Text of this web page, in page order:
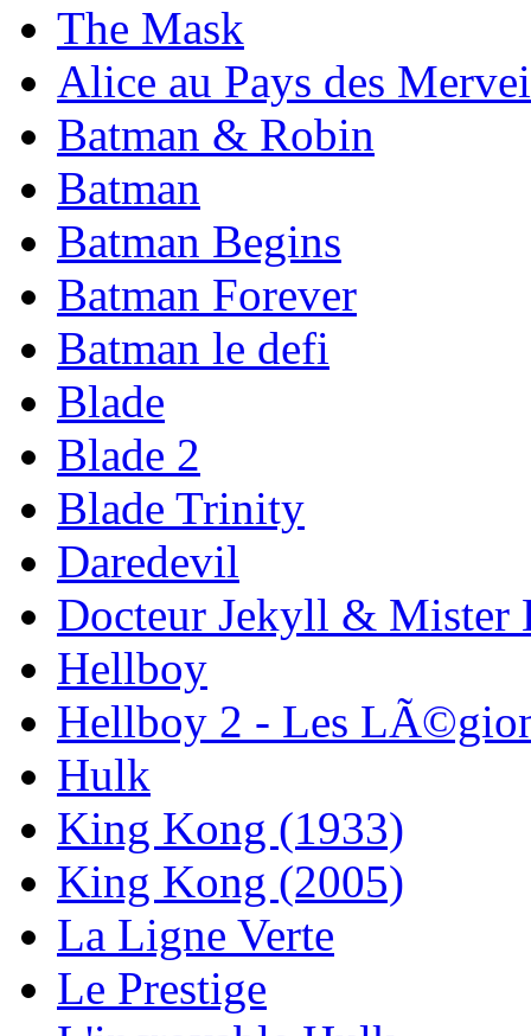
The Mask
Alice au Pays des
Batman & Robin
Batman
Batman Begins
Batman Forever
Batman le defi
Blade
Blade 2
Blade Trinity
Daredevil
Docteur Jekyll & Mister
Hellboy
Hellboy 2 - Les
Hulk
King Kong (1933)
King Kong (2005)
La Ligne Verte
Le Prestige